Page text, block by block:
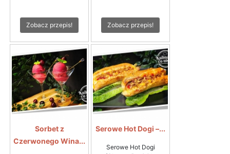
Zobacz przepis! Zobacz przepis!
Sorbet z
Czerwonego Wina...
Serowe Hot Dogi –...
Serowe Hot Dogi